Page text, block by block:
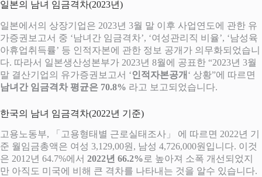
일본의 남녀 임금격차(2023년)
일본에서의 상장기업은 2023년 3월 말 이후 사업연도에 관한 유
가증권보고서 중 ‘남녀간 임금격차’, ‘여성관리직 비율’, ‘남성육
아휴업취득률’ 등 인적자본에 관한 정보 공개가 의무화되었습니
다. 따라서 일본생산성본부가 2023년 8월에 공표한 “2023년 3월
말 결산기업의 유가증권보고서 ‘인적자본공개 ‘ 상황”에 따르면
남녀간 임금격차 평균은 70.8% 라고 보고되었습니다.
한국의 남녀 임금격차(2022년 기준)
고용노동부, 「고용형태별 근로실태조사」 에 따르면 2022년 기
준 월임금총액은 여성 3,129,00원, 남성 4,726,000원입니다. 이것
은 2012년 64.7%에서 2022년 66.2% 로 높아져 소폭 개선되었지
만 아직도 미국에 비해 큰 격차를 나타내는 것을 알수 있습니다.